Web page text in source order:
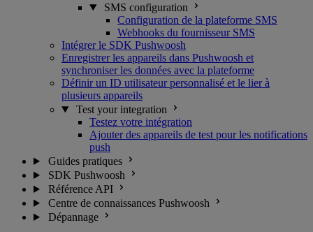
SMS configuration
Configuration de la plateforme SMS
Webhooks du fournisseur SMS
Intégrer le SDK Pushwoosh
Enregistrer les appareils dans Pushwoosh et
synchroniser les données avec la plateforme
Définir un ID utilisateur personnalisé et le lier à
plusieurs appareils
Test your integration
Testez votre intégration
Ajouter des appareils de test pour les notifications
push
Guides pratiques
SDK Pushwoosh
Référence API
Centre de connaissances Pushwoosh
Dépannage